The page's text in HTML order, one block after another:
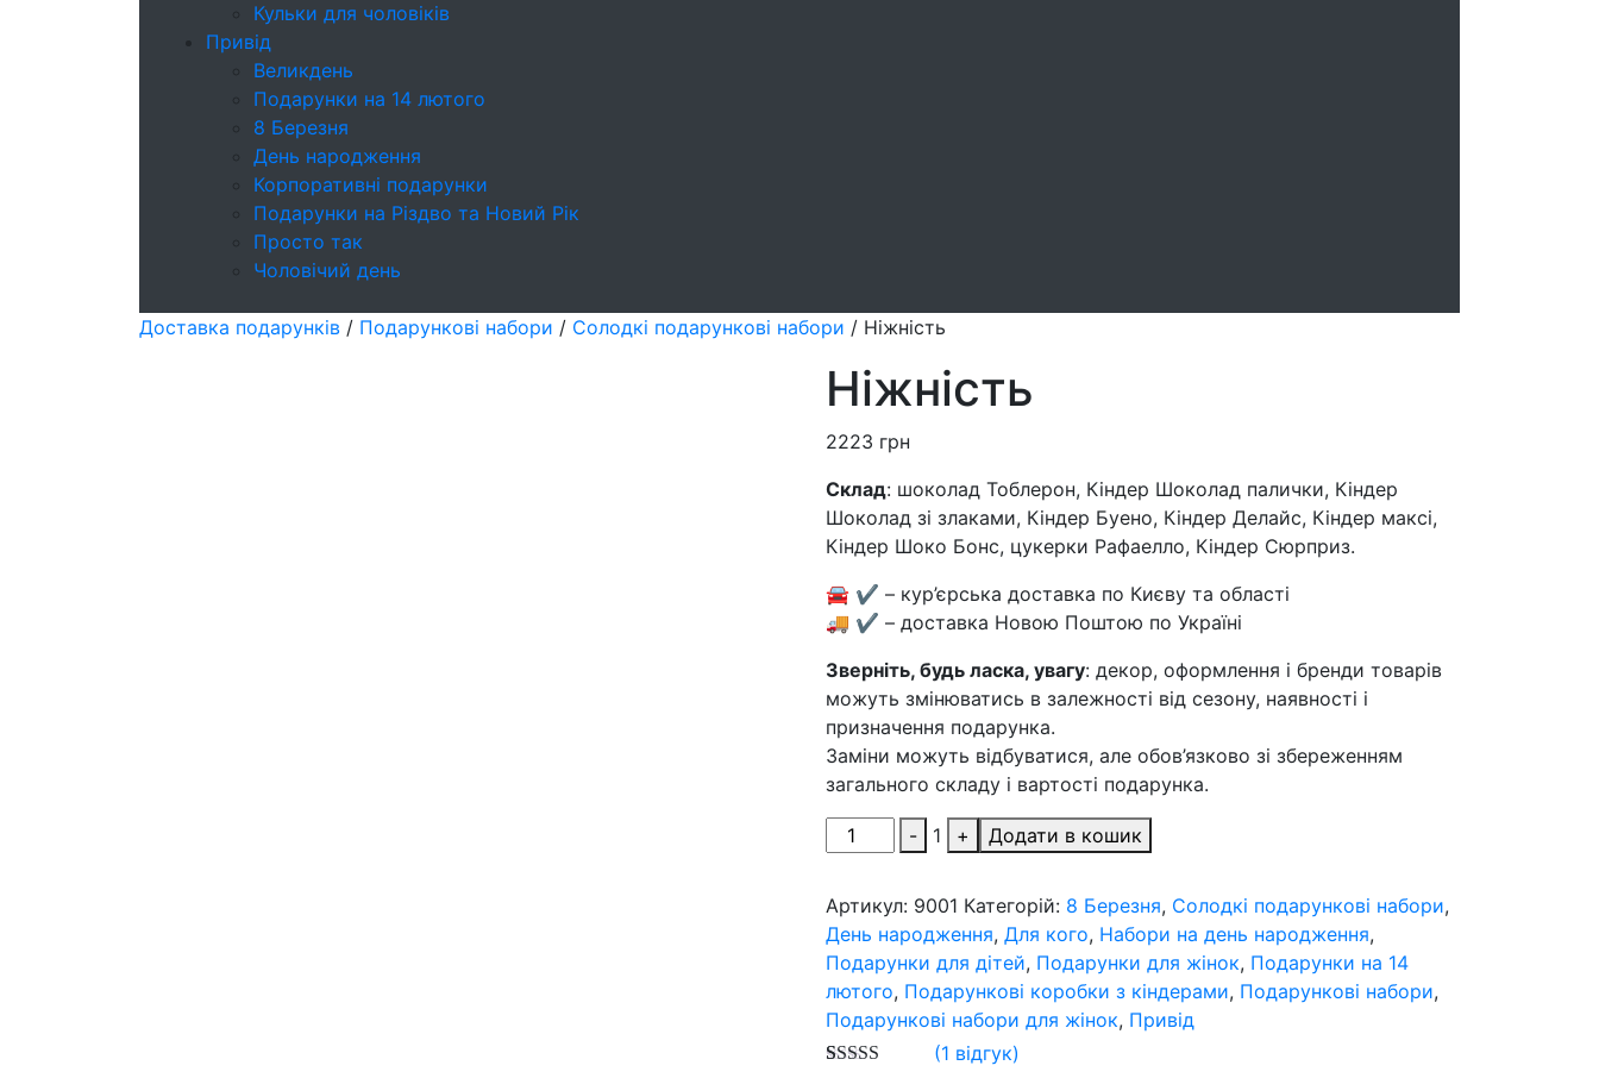
Кульки для чоловіків
Привід
Великдень
Подарунки на 14 лютого
8 Березня
День народження
Корпоративні подарунки
Подарунки на Різдво та Новий Рік
Просто так
Чоловічий день
Доставка подарунків / Подарункові набори / Cолодкі подарункові набори / Ніжність
Ніжність
2223 грн
Склад: шоколад Тоблерон, Кіндер Шоколад палички, Кіндер
Шоколад зі злаками, Кіндер Буено, Кіндер Делайс, Кіндер максі,
Кіндер Шоко Бонс, цукерки Рафаелло, Кіндер Сюрприз.
🚘 ✔️ – кур’єрська доставка по Києву та області
🚚 ✔️ – доставка Новою Поштою по Україні
Зверніть, будь ласка, увагу: декор, оформлення і бренди товарів
можуть змінюватись в залежності від сезону, наявності і
призначення подарунка.
Заміни можуть відбуватися, але обов’язково зі збереженням
загального складу і вартості подарунка.
Quantity
- 1 + Додати в кошик
Артикул: 9001 Категорій: 8 Березня, Cолодкі подарункові набори,
День народження,Для кого, Набори на день народження,
Подарунки для дітей, Подарунки для жінок, Подарунки на 14
лютого, Подарункові коробки з кіндерами, Подарункові набори,
Подарункові набори для жінок, Привід
(1 відгук)